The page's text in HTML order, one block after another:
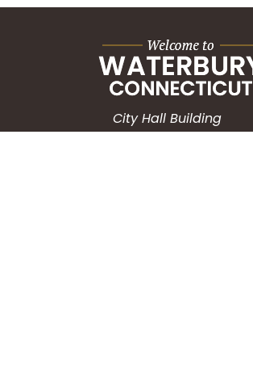
City Hall Building
235 Grand Street